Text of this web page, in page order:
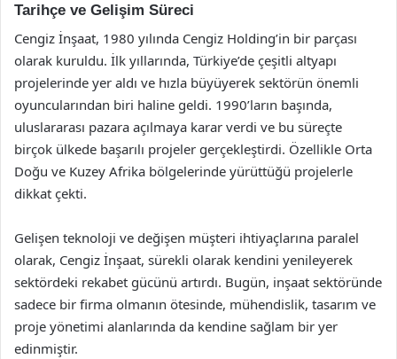
Tarihçe ve Gelişim Süreci
Cengiz İnşaat, 1980 yılında Cengiz Holding’in bir parçası
olarak kuruldu. İlk yıllarında, Türkiye’de çeşitli altyapı
projelerinde yer aldı ve hızla büyüyerek sektörün önemli
oyuncularından biri haline geldi. 1990’ların başında,
uluslararası pazara açılmaya karar verdi ve bu süreçte
birçok ülkede başarılı projeler gerçekleştirdi. Özellikle Orta
Doğu ve Kuzey Afrika bölgelerinde yürüttüğü projelerle
dikkat çekti.
Gelişen teknoloji ve değişen müşteri ihtiyaçlarına paralel
olarak, Cengiz İnşaat, sürekli olarak kendini yenileyerek
sektördeki rekabet gücünü artırdı. Bugün, inşaat sektöründe
sadece bir firma olmanın ötesinde, mühendislik, tasarım ve
proje yönetimi alanlarında da kendine sağlam bir yer
edinmiştir.